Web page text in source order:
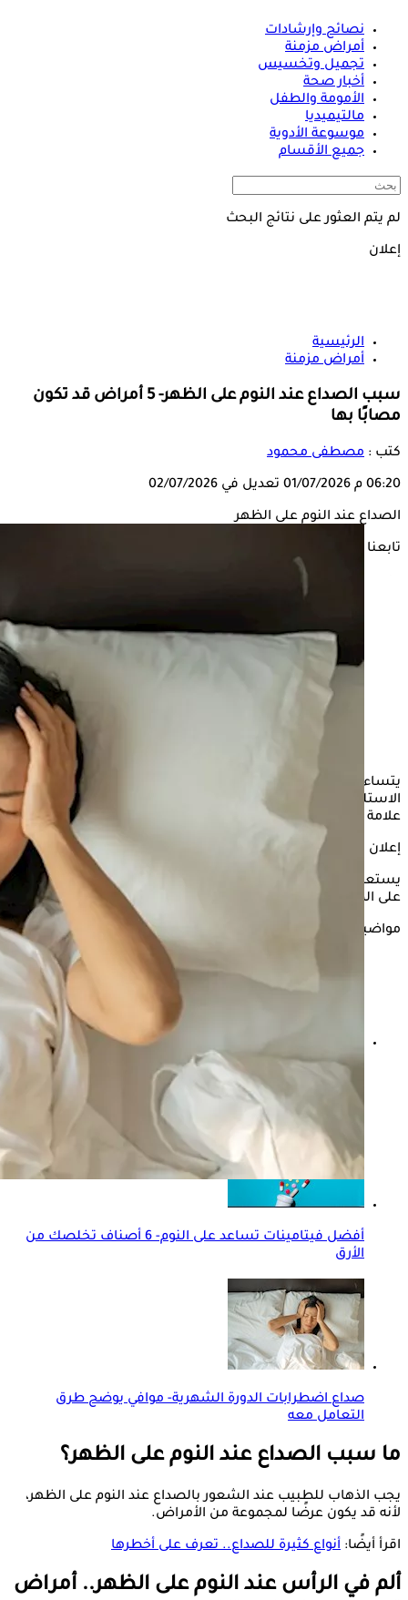
نصائح وإرشادات
أمراض مزمنة
تجميل وتخسيس
أخبار صحة
الأمومة والطفل
مالتيميديا
موسوعة الأدوية
جميع الأقسام
لم يتم العثور على نتائج البحث
إعلان
الرئيسية
أمراض مزمنة
سبب الصداع عند النوم على الظهر- 5 أمراض قد تكون
مصابًا بها
كتب : مصطفى محمود
06:20 م 01/07/2026 تعديل في 02/07/2026
الصداع عند النوم على الظهر
تابعنا على
يتساءل الكثير من الأشخاص عن سبب الشعور بالصداع عند
الاستلقاء على الظهر، خوفًا من أن يكون ألم الرأس في هذه الحالة
علامة تحذيرية على الإصابة ببعض الأمراض.
إعلان
يستعرض "الكونسلتو" في التقرير التالي، أسبابالصداع عندالنوم
على الظهر، وفقًا لموقع "Healthline".
مواضيع ذات صلة
الصداع بعد الاستحمام.. نصائح وقائية تمنع تعرضك
للإصابة به
أفضل فيتامينات تساعد على النوم- 6 أصناف تخلصك من
الأرق
صداع اضطرابات الدورة الشهرية- موافي يوضح طرق
التعامل معه
ما سبب الصداع عند النوم على الظهر؟
يجب الذهاب للطبيب عند الشعور بالصداع عند النوم على الظهر،
لأنه قد يكون عرضًا لمجموعة من الأمراض.
اقرأ أيضًا: أنواع كثيرة للصداع.. تعرف على أخطرها
ألم في الرأس عند النوم على الظهر.. أمراض